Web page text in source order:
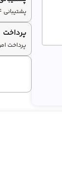
پشتیبانی ۲۴ ساعته
پرداخت
پرداخت